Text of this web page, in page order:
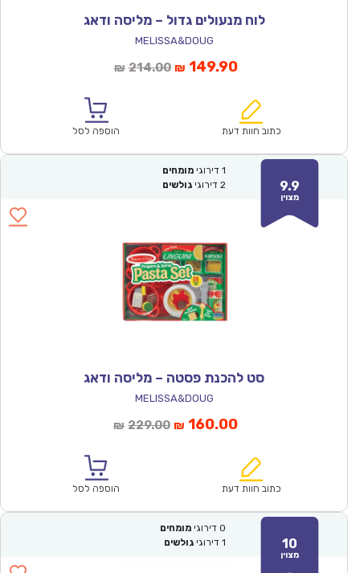
לוח מנעולים גדול – מליסה ודאג
MELISSA&DOUG
₪ 214.00המחיר
₪214.00.
₪ 149.90המחיר
הוא:
כתוב חוות דעת הוספה לסל
9.9
מצוין
1 דירוגי מומחים
2 דירוגי גולשים
סט להכנת פסטה – מליסה ודאג
MELISSA&DOUG
₪ 229.00המחיר
₪229.00.
₪ 160.00המחיר
הוא:
כתוב חוות דעת הוספה לסל
10
מצוין
0 דירוגי מומחים
1 דירוגי גולשים